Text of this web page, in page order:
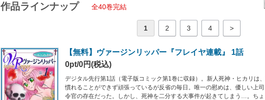
作品ラインナップ 全40巻完結
1 2 3 4 >
【無料】ヴァージンリッパー『フレイヤ連載』 1話
0pt/0円(税込)
デジタル先行第1話（電子版コミック第1巻に収録）。新人死神・ヒカリは
慣れることができず頑張っているが反省の毎日。唯一の慰めは、優しい上
令官の存在だった。しかし、死神を二分する大事件が起きてしまう…。ち